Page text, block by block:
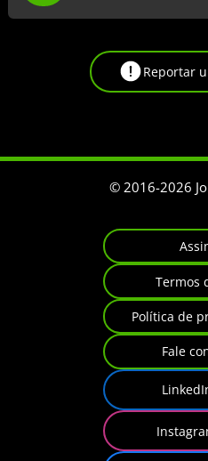
Reportar
© 2016-2026
Termos
Política de
Fale